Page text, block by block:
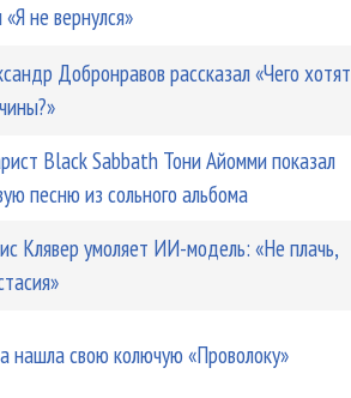
«Я не вернулся»
Добронравов рассказал «Чего хотят
Black Sabbath Тони Айомми показал
песню из сольного альбома
Клявер умоляет ИИ-модель: «Не плачь,
нашла свою колючую «Проволоку»